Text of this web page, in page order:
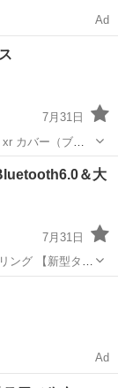
Ad
7月31日
カバー（ブラ
＆大
7月31日
新型タ
Ad